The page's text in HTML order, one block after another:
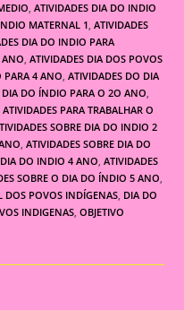
, ATIVIDADES DIA DO INDIO
MATERNAL 1, ATIVIDADES
DIA DO INDIO PARA
ANO, ATIVIDADES DIA DOS POVOS
PARA 4 ANO, ATIVIDADES DO DIA
DIA DO ÍNDIO PARA O 2O ANO,
ATIVIDADES PARA TRABALHAR O
SOBRE DIA DO INDIO 2
, ATIVIDADES SOBRE DIA DO
DIA DO INDIO 4 ANO, ATIVIDADES
SOBRE O DIA DO ÍNDIO 5 ANO,
DOS POVOS INDÍGENAS, DIA DO
INDIGENAS, OBJETIVO